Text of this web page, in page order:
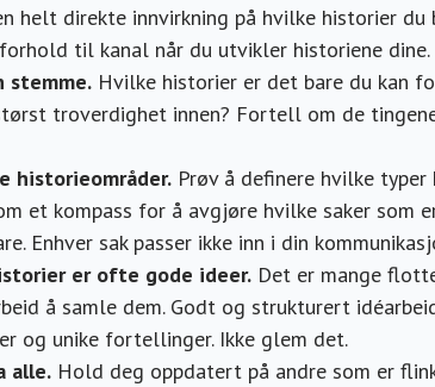
helt direkte innvirkning på hvilke historier
til kanal når du utvikler historiene dine.
stemme. Hvilke historier er det bare du kan
troverdighet innen? Fortell om de
historieområder. Prøv å definere hvilke
et kompass for å avgjøre hvilke saker som
Enhver sak passer ikke inn i din
er ofte gode ideer. Det er mange
å samle dem. Godt og strukturert
og unike fortellinger. Ikke glem det.
alle. Hold deg oppdatert på andre som er